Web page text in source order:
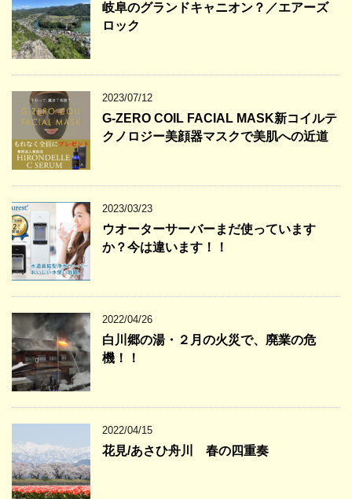
岐阜のグランドキャニオン？／エアーズ
ロック
2023/07/12
G-ZERO COIL FACIAL MASK新コイルテ
クノロジー美顔器マスクで美肌への近道
2023/03/23
ウオーターサーバーまだ使っています
か？今は違います！！
2022/04/26
白川郷の湯・２月の火災で、廃業の危
機！！
2022/04/15
花見/あさひ舟川 春の四重奏